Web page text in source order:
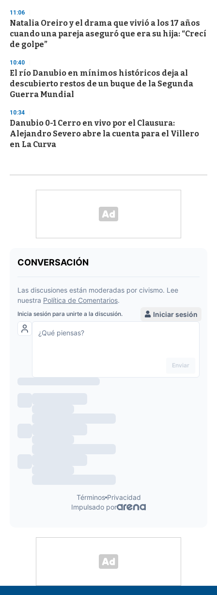
11:06
Natalia Oreiro y el drama que vivió a los 17 años
cuando una pareja aseguró que era su hija: “Crecí
de golpe”
10:40
El río Danubio en mínimos históricos deja al
descubierto restos de un buque de la Segunda
Guerra Mundial
10:34
Danubio 0-1 Cerro en vivo por el Clausura:
Alejandro Severo abre la cuenta para el Villero
en La Curva